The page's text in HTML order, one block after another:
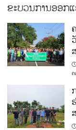
ຂະບວນການອອກແ
ຄ